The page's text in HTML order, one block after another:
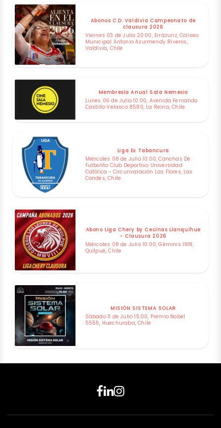
Abonos C.D. Valdivia Campeonato de
clausura 2026
Viernes 03 de Julio 20:00, Errázuriz, Coliseo
Municipal Antonio Azurmendy Riveros,
Valdivia, Chile
Membresía Anual Sala Nemesio
Lunes 06 de Julio 10:00, Avenida Fernando
Castillo Velasco 8580, La Reina, Chile
Liga Ex Tabancura
Miércoles 08 de Julio 10:00, Canchas De
Futbolito Club Deportivo Universidad
Católica - Circunvalación Las Flores, Las
Condes, Chile
Abono Liga Chery by Cecinas Llanquihue
- Clausura 2026
Miércoles 08 de Julio 10:00, Géminis 1918,
Quilpué, Chile
MISIÓN SISTEMA SOLAR
Sábado 11 de Julio 15:00, Premio Nobel
5555, Huechuraba, Chile